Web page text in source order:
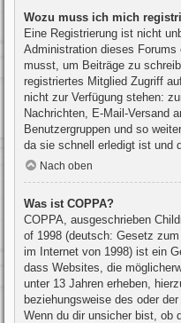
Wozu muss ich mich
Eine Registrierung ist nicht
Administration dieses
musst, um Beiträge zu
registriertes Mitglied Zugriff
nicht zur Verfügung stehen:
Nachrichten, E-Mail-Versand
Benutzergruppen und so
da sie schnell erledigt ist und
Nach oben
Was ist COPPA?
COPPA, ausgeschrieben
of 1998 (deutsch: Gesetz
im Internet von 1998) ist ein
dass Websites, die
unter 13 Jahren erheben,
beziehungsweise des oder
Wenn du dir unsicher bist, ob